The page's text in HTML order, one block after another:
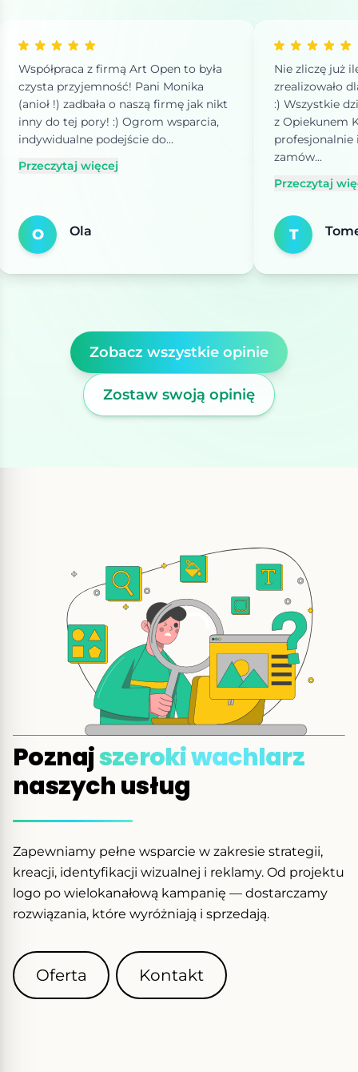
Współpraca z firmą Art Open to była
czysta przyjemność! Pani Monika
(anioł !) zadbała o naszą firmę jak nikt
inny do tej pory! :) Ogrom wsparcia,
indywidualne podejście do...
Przeczytaj więcej
O Ola
Nie zliczę już
zrealizowało
:) Wszystkie
z Opiekunem
profesjonalnie
zamów...
Przeczytaj
T
Zobacz wszystkie opinie
Zostaw swoją opinię
Poznajszeroki wachlarz
naszych usług
Zapewniamy pełne wsparcie w zakresie strategii,
kreacji, identyfikacji wizualnej i reklamy. Od projektu
logo po wielokanałową kampanię — dostarczamy
rozwiązania, które wyróżniają i sprzedają.
Oferta Kontakt